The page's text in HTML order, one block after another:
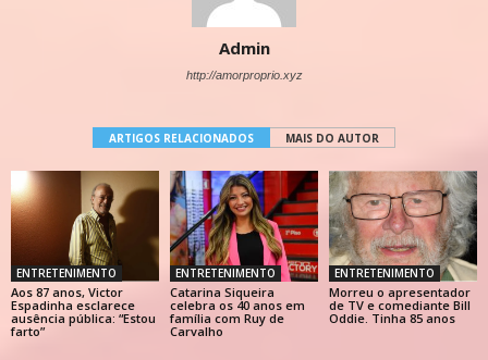
Admin
http://amorproprio.xyz
ARTIGOS RELACIONADOS MAIS DO AUTOR
ENTRETENIMENTO
Aos 87 anos, Victor
Espadinha esclarece
ausência pública: “Estou
farto”
ENTRETENIMENTO
Catarina Siqueira
celebra os 40 anos em
família com Ruy de
Carvalho
ENTRETENIMENTO
Morreu o apresentador
de TV e comediante Bill
Oddie. Tinha 85 anos